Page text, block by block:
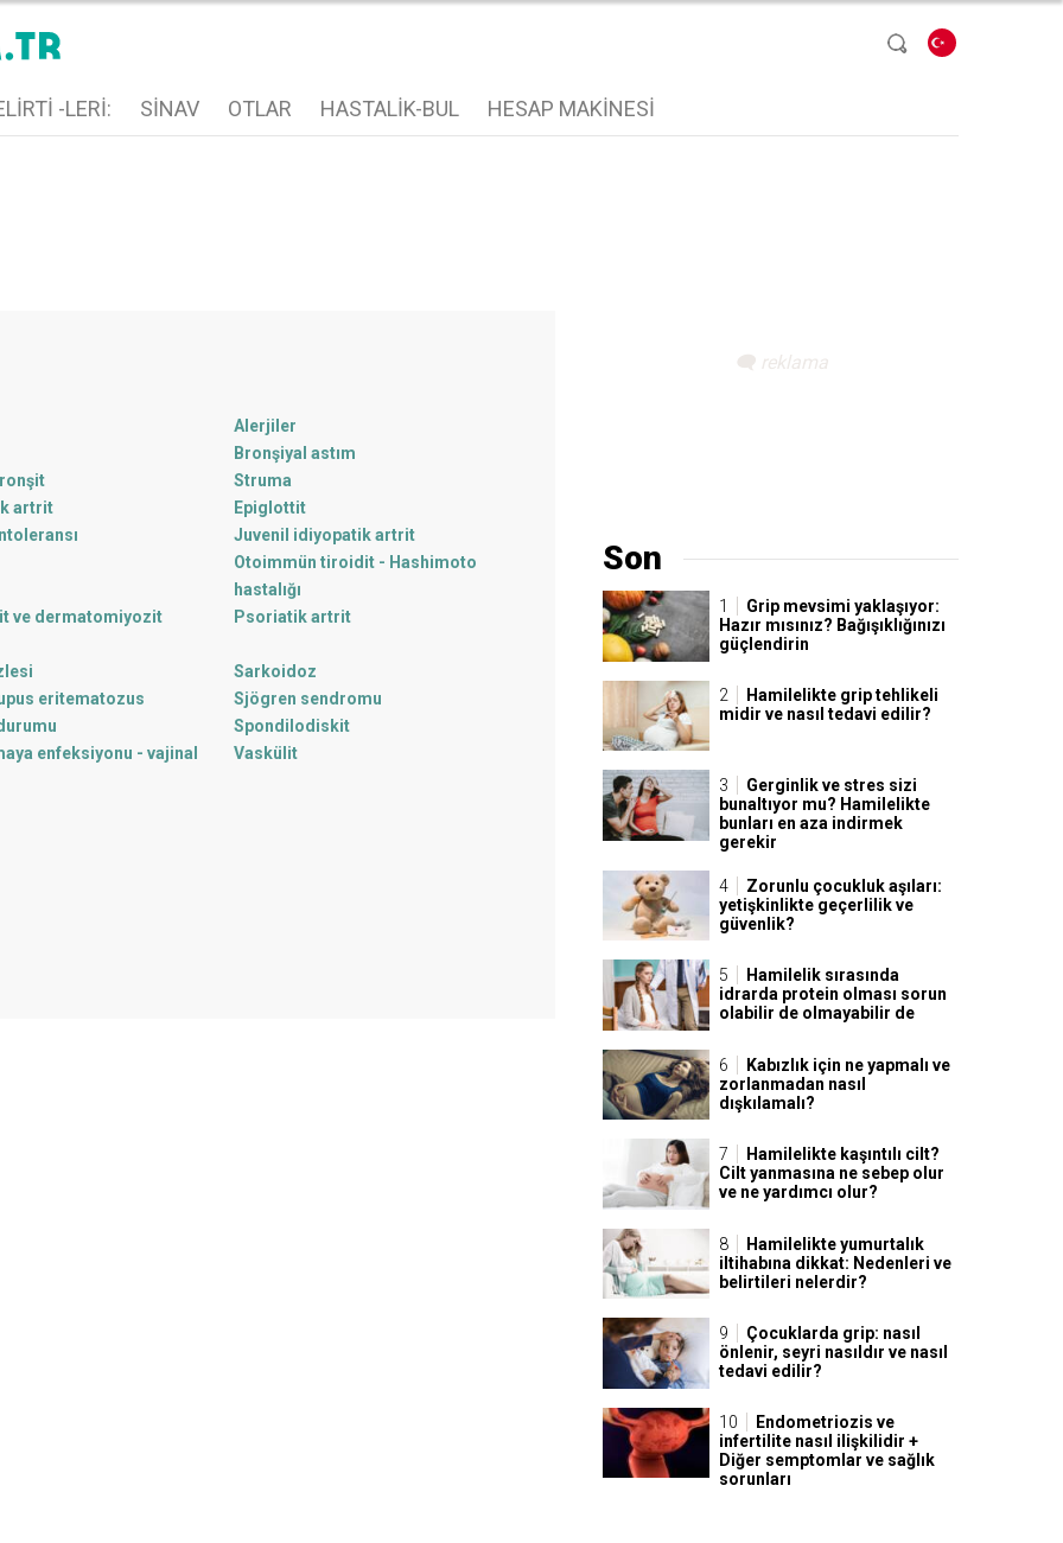
-LERI: SINAV OTLAR HASTALIK-BUL HESAP MAKINESI
Alerjiler
Bronşiyal astım
Struma
artrit
Epiglottit
Juvenil idiyopatik artrit
Otoimmün tiroidit - Hashimoto
hastalığı
ve dermatomiyozit Psoriatik artrit
Sarkoidoz
eritematozus
Sjögren sendromu
Spondilodiskit
enfeksiyonu - vajinal
Vaskülit
Son
Grip mevsimi yaklaşıyor:
Hazır mısınız? Bağışıklığınızı
güçlendirin
Hamilelikte grip tehlikeli
midir ve nasıl tedavi edilir?
Gerginlik ve stres sizi
bunaltıyor mu? Hamilelikte
bunları en aza indirmek
gerekir
Zorunlu çocukluk aşıları:
yetişkinlikte geçerlilik ve
güvenlik?
Hamilelik sırasında
idrarda protein olması sorun
olabilir de olmayabilir de
Kabızlık için ne yapmalı ve
zorlanmadan nasıl
dışkılamalı?
Hamilelikte kaşıntılı cilt?
Cilt yanmasına ne sebep olur
ve ne yardımcı olur?
Hamilelikte yumurtalık
iltihabına dikkat: Nedenleri ve
belirtileri nelerdir?
Çocuklarda grip: nasıl
önlenir, seyri nasıldır ve nasıl
tedavi edilir?
Endometriozis ve
infertilite nasıl ilişkilidir +
Diğer semptomlar ve sağlık
sorunları